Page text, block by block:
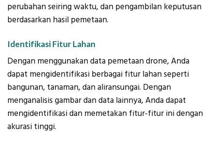
perubahan seiring waktu, dan pengambilan keputusan
berdasarkan hasil pemetaan.
Identifikasi Fitur Lahan
Dengan menggunakan data pemetaan drone, Anda
dapat mengidentifikasi berbagai fitur lahan seperti
bangunan, tanaman, dan aliransungai. Dengan
menganalisis gambar dan data lainnya, Anda dapat
mengidentifikasi dan memetakan fitur-fitur ini dengan
akurasi tinggi.